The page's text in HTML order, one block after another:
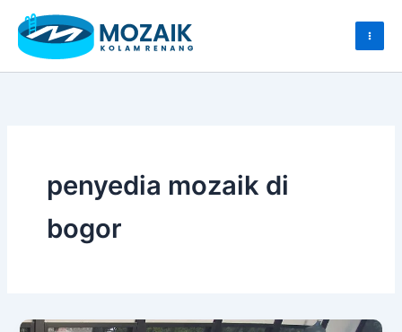
content
penyedia mozaik di
bogor